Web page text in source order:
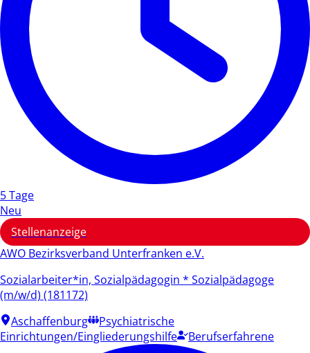
5 Tage
Neu
Stellenanzeige
AWO Bezirksverband Unterfranken e.V.
Sozialarbeiter*in, Sozialpädagogin * Sozialpädagoge
(m/w/d) (181172)
Aschaffenburg
Psychiatrische
Einrichtungen/Eingliederungshilfe
Berufserfahrene